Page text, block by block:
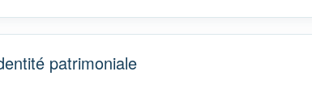
patrimoniale